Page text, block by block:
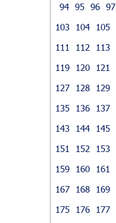
94 95 96 97
103
104 105
111
112 113
119
120 121
127
128 129
135
136 137
143
144 145
151
152 153
159
160 161
167
168 169
175
176 177